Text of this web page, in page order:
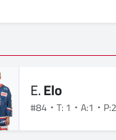
E.Elo
#84 T: 1 A:1 P:2